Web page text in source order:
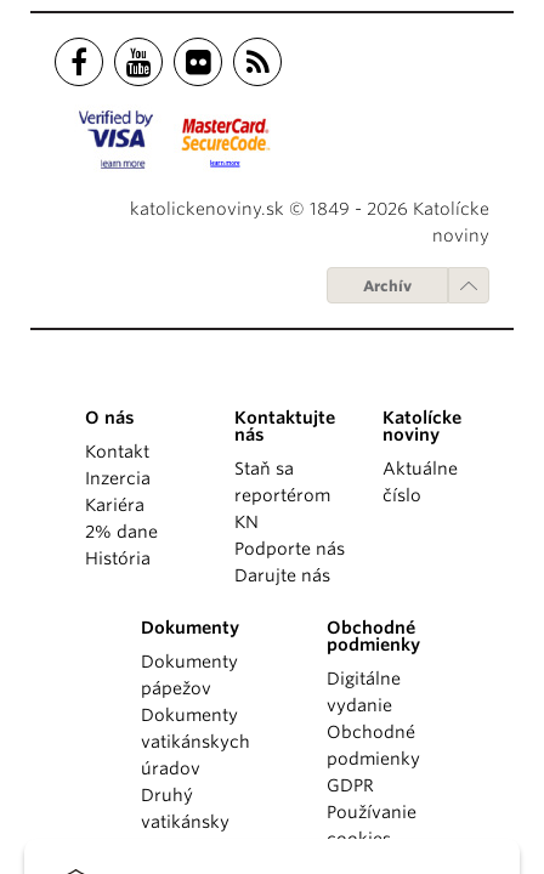
katolickenoviny.sk © 1849 - 2026 Katolícke
noviny
Archív
O nás
Kontakt
Inzercia
Kariéra
2% dane
História
Kontaktujte
nás
Staň sa
reportérom
KN
Podporte nás
Darujte nás
Katolícke
noviny
Aktuálne
číslo
Dokumenty
Dokumenty
pápežov
Dokumenty
vatikánskych
úradov
Druhý
vatikánsky
Obchodné
podmienky
Digitálne
vydanie
Obchodné
podmienky
GDPR
Používanie
cookies